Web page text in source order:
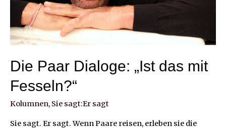
Die Paar Dialoge: „Ist das mit
Fesseln?“
Kolumnen, Sie sagt:Er sagt
Sie sagt. Er sagt. Wenn Paare reisen, erleben sie die